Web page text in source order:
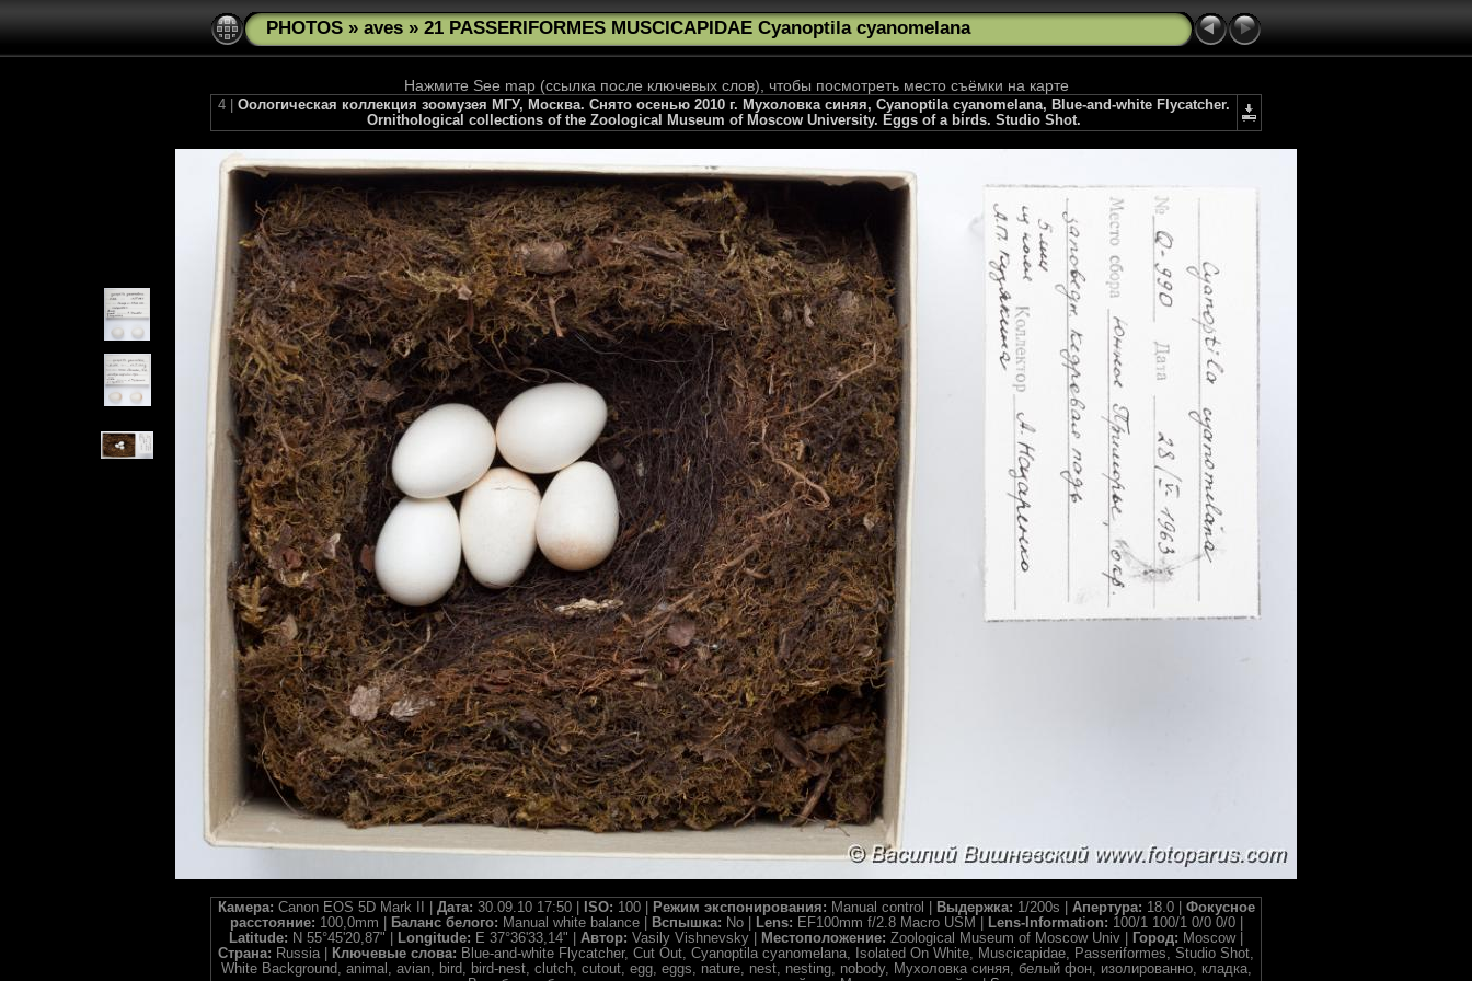
PHOTOS » aves » 21 PASSERIFORMES MUSCICAPIDAE Cyanoptila cyanomelana
Нажмите See map (ссылка после ключевых слов), чтобы посмотреть место съёмки на карте
4 | Оологическая коллекция зоомузея МГУ, Москва. Снято осенью 2010 г. Мухоловка синяя, Cyanoptila cyanomelana, Blue-and-white Flycatcher.
Ornithological collections of the Zoological Museum of Moscow University. Eggs of a birds. Studio Shot.
Камера: Canon EOS 5D Mark II | Дата: 30.09.10 17:50 | ISO: 100 | Режим экспонирования: Manual control | Выдержка: 1/200s | Апертура: 18.0 | Фокусное
расстояние: 100,0mm | Баланс белого: Manual white balance | Вспышка: No | Lens: EF100mm f/2.8 Macro USM | Lens-Information: 100/1 100/1 0/0 0/0 |
Latitude: N 55°45'20,87" | Longitude: E 37°36'33,14" | Автор: Vasily Vishnevsky | Местоположение: Zoological Museum of Moscow Univ | Город: Moscow |
Страна: Russia | Ключевые слова: Blue-and-white Flycatcher, Cut Out, Cyanoptila cyanomelana, Isolated On White, Muscicapidae, Passeriformes, Studio Shot,
White Background, animal, avian, bird, bird-nest, clutch, cutout, egg, eggs, nature, nest, nesting, nobody, Мухоловка синяя, белый фон, изолированно, кладка,